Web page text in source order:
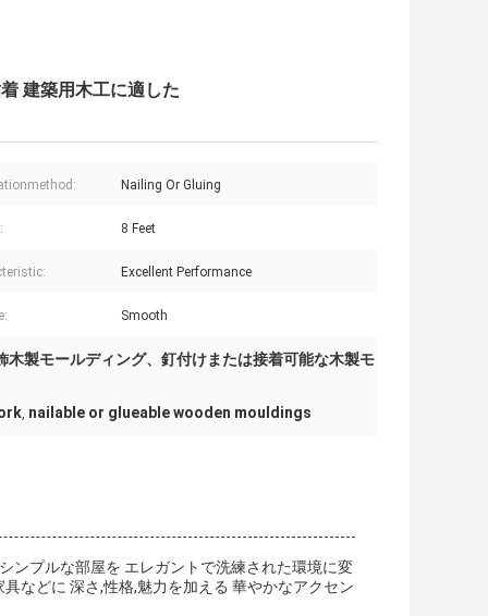
建築用木工に適した
Nailing Or Gluing
8 Feet
Excellent Performance
Smooth
製モールディング、釘付けまたは接着可能な木製モ
, nailable or glueable wooden mouldings
ンプルな部屋を エレガントで洗練された環境に変
などに 深さ,性格,魅力を加える 華やかなアクセン